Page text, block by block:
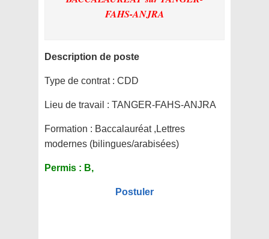
FAHS-ANJRA
Description de poste
Type de contrat : CDD
Lieu de travail : TANGER-FAHS-ANJRA
Formation : Baccalauréat ,Lettres
modernes (bilingues/arabisées)
Permis : B,
Postuler